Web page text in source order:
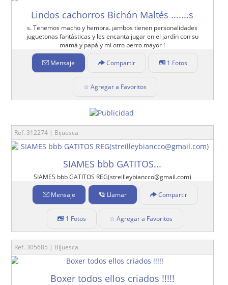
Lindos cachorros Bichón Maltés .......s
s. Tenemos macho y hembra. ¡ambos tienen personalidades
juguetonas fantásticas y les encanta jugar en el jardín con su
mamá y papá y mi otro perro mayor !
Mensaje Compartir 1 Fotos
☆ Agregar a Favoritos
Ref. 312274 | Bijuesca
SIAMES bbb GATITOS...
SIAMES bbb GATITOS REG(streilleybiancco@gmail.com)
Mensaje Llamar Compartir
1 Fotos ☆ Agregar a Favoritos
Ref. 305685 | Bijuesca
Boxer todos ellos criados !!!!!